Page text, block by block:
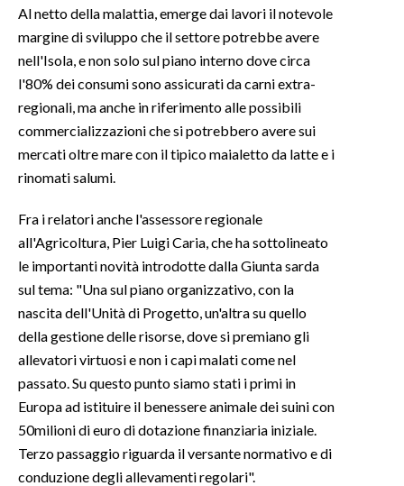
NECROLOGI
PUBBLICITÀ
SPIAGGE
STORE
Al netto della malattia, emerge dai lavori il notevole
margine di sviluppo che il settore potrebbe avere
nell'Isola, e non solo sul piano interno dove circa
l'80% dei consumi sono assicurati da carni extra-
regionali, ma anche in riferimento alle possibili
commercializzazioni che si potrebbero avere sui
mercati oltre mare con il tipico maialetto da latte e i
rinomati salumi.
Fra i relatori anche l'assessore regionale
all'Agricoltura, Pier Luigi Caria, che ha sottolineato
le importanti novità introdotte dalla Giunta sarda
sul tema: "Una sul piano organizzativo, con la
nascita dell'Unità di Progetto, un'altra su quello
della gestione delle risorse, dove si premiano gli
allevatori virtuosi e non i capi malati come nel
passato. Su questo punto siamo stati i primi in
Europa ad istituire il benessere animale dei suini con
50milioni di euro di dotazione finanziaria iniziale.
Terzo passaggio riguarda il versante normativo e di
conduzione degli allevamenti regolari".